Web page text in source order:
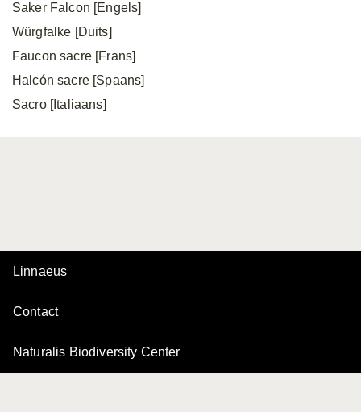
Saker Falcon [Engels]
Würgfalke [Duits]
Faucon sacre [Frans]
Halcón sacre [Spaans]
Sacro [Italiaans]
Linnaeus
Contact
Naturalis Biodiversity Center